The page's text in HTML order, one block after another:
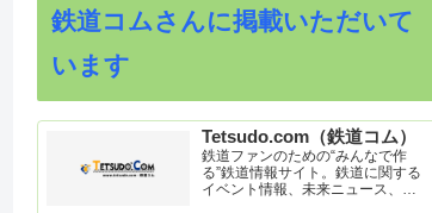
鉄道コムさんに掲載いただいて
います
Tetsudo.com（鉄道コム）
鉄道ファンのための“みんなで作
る”鉄道情報サイト。鉄道に関する
イベント情報、未来ニュース、車